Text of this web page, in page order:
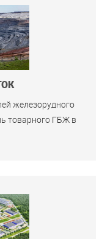
железорудного
товарного ГБЖ в